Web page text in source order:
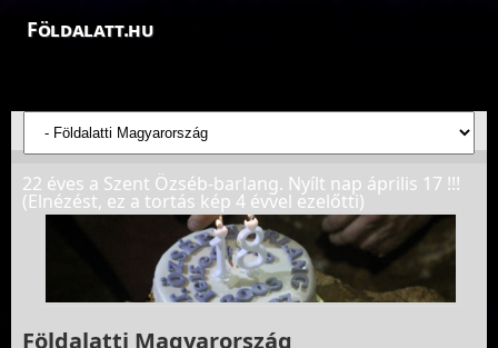
Földalatt.hu
Felfedezések a föld alatt - feltáró barlangkutatások
22 éves a Szent Özséb-barlang. Nyílt nap április 17 !!!
(Elnézést, ez a tortás kép 4 évvel ezelőtti)
Földalatti Magyarország